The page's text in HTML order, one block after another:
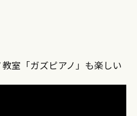
室「ガズピアノ」も楽しい